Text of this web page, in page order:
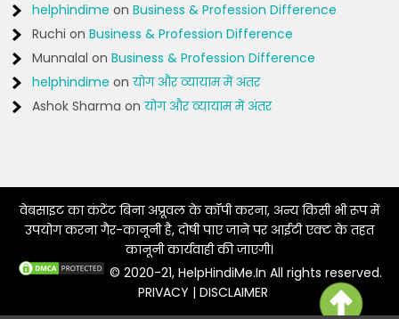
helphindime onBusiness & Profession Difference
Ruchi onBusiness & Profession Difference
Munnalal onBusiness & Profession Difference
helphindime onयोग और व्यायाम में अंतर
Ashok Sharma onयोग और व्यायाम में अंतर
वेबसाइट का कंटेंट बिना अप्रूवल के कॉपी करना, अन्य किसी भी रूप में
उपयोग करना गैर-कानूनी है, दोषी पाए जाने पर आईटी एक्ट के तहत
कानूनी कार्यवाही की जाएगी।
© 2020-21, HelpHindiMe.In All rights reserved.
PRIVACY | DISCLAIMER